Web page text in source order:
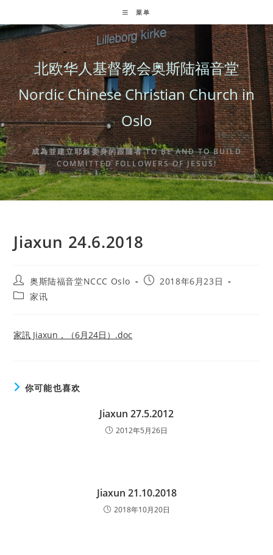
to
content
菜单
北欧华人基督教会奥斯陆福音堂
Nordic Chinese Christian Church in
Oslo
成為並建立耶穌委身的跟隨者 TO BE AND TO BUILD
COMMITTED FOLLOWERS OF JESUS!
Jiaxun 24.6.2018
Post
author:
奥斯陆福音堂NCCC Oslo
Post2018年6月23日
Post家讯
家訊 Jiaxun，（6月24日）.doc
你可能也喜欢
Jiaxun 27.5.2012
2012年5月26日
Jiaxun 21.10.2018
2018年10月20日